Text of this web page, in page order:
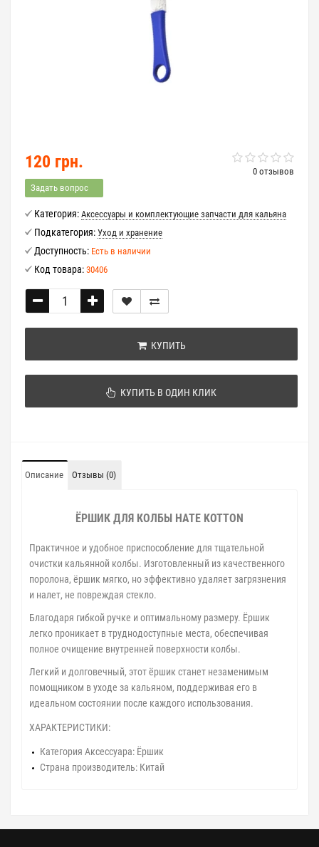
0 отзывов
120 грн.
Задать вопрос
Категория: Аксессуары и комплектующие запчасти для кальяна
Подкатегория: Уход и хранение
Доступность: Есть в наличии
Код товара: 30406
КУПИТЬ
КУПИТЬ В ОДИН КЛИК
Описание Отзывы (0)
ЁРШИК ДЛЯ КОЛБЫ HATE KOTTON
Практичное и удобное приспособление для тщательной
очистки кальянной колбы. Изготовленный из качественного
поролона, ёршик мягко, но эффективно удаляет загрязнения
и налет, не повреждая стекло.
Благодаря гибкой ручке и оптимальному размеру. Ёршик
легко проникает в труднодоступные места, обеспечивая
полное очищение внутренней поверхности колбы.
Легкий и долговечный, этот ёршик станет незаменимым
помощником в уходе за кальяном, поддерживая его в
идеальном состоянии после каждого использования.
ХАРАКТЕРИСТИКИ:
Категория Аксессуара: Ёршик
Страна производитель: Китай